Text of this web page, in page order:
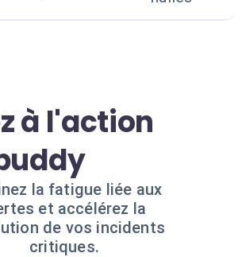
à l'action
la fatigue liée aux
et accélérez la
de vos incidents
critiques.